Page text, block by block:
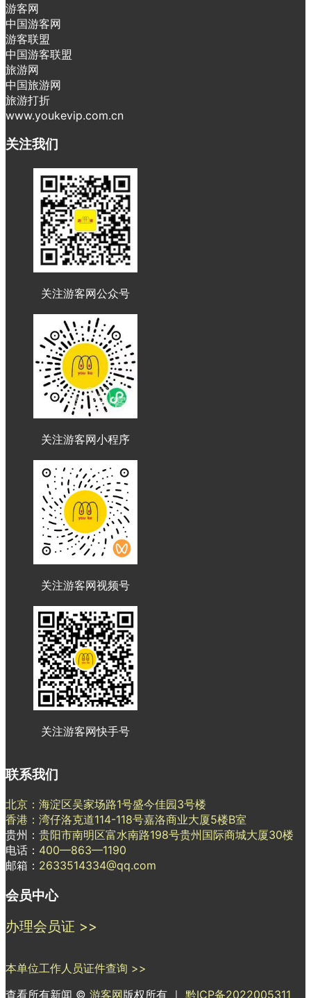
游客网
中国游客网
游客联盟
中国游客联盟
旅游网
中国旅游网
旅游打折
www.youkevip.com.cn
关注我们
关注游客网公众号
关注游客网小程序
关注游客网视频号
关注游客网快手号
联系我们
北京：海淀区吴家场路1号盛今佳园3号楼
香港：湾仔洛克道114-118号嘉洛商业大厦5楼B室
贵州： 贵阳市南明区富水南路198号贵州国际商城大厦30楼
电话： 400—863—1190
邮箱： 2633514334@qq.com
会员中心
办理会员证 >>
本单位工作人员证件查询 >>
查看所有新闻 © 游客网版权所有 ｜ 黔ICP备2022005311